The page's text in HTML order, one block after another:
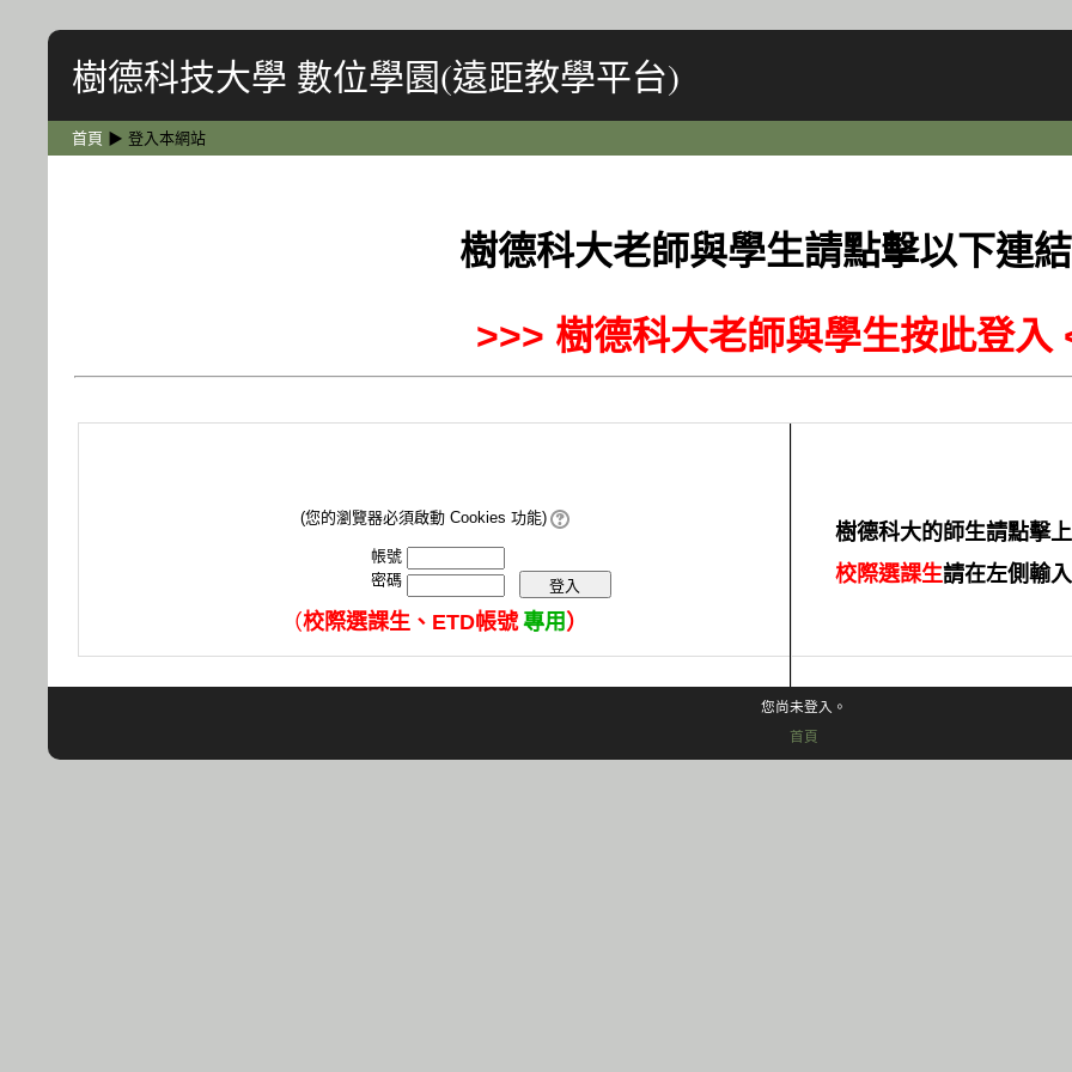
樹德科技大學 數位學園(遠距教學平台)
首頁 ▶ 登入本網站
樹德科大老師與學生請點擊以下連
>>> 樹德科大老師與學生按此登入
(您的瀏覽器必須啟動 Cookies 功能)
帳號
密碼
（校際選課生、ETD帳號 專用 ）
樹德科大的師生請點擊
校際選課生請在左側輸
您尚未登入。
首頁